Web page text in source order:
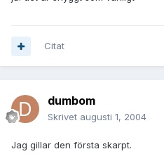
Citat
dumbom
Skrivet augusti 1, 2004
Jag gillar den första skarpt.